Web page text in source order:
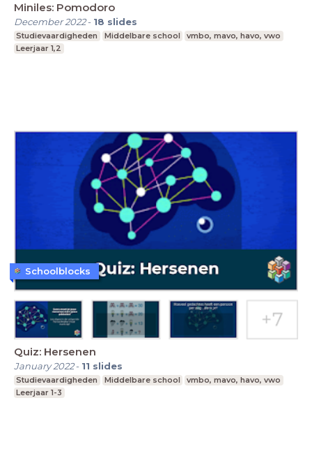
Miniles: Pomodoro
December 2022- 18 slides
Studievaardigheden Middelbare school
vmbo, mavo, havo, vwo
Leerjaar 1,2
Quiz: Hersenen
January 2022- 11 slides
Studievaardigheden Middelbare school
vmbo, mavo, havo, vwo
Leerjaar 1-3
Schoolblocks